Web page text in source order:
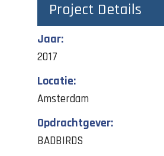
Project Details
Jaar:
2017
Locatie:
Amsterdam
Opdrachtgever:
BADBIRDS